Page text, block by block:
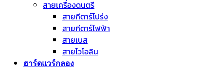
สายเครื่องดนตรี
สายกีตาร์โปร่ง
สายกีตาร์ไฟฟ้า
สายเบส
สายไวโอลิน
ฮาร์ดแวร์กลอง